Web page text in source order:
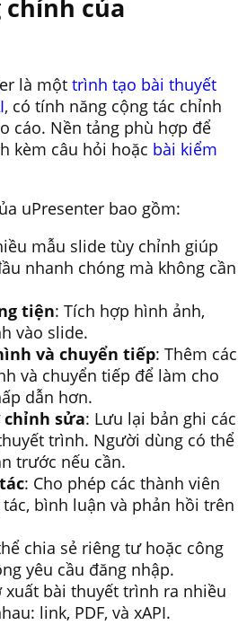
chính của
là một trình tạo bài thuyết
, có tính năng cộng tác chỉnh
cáo. Nền tảng phù hợp để
kèm câu hỏi hoặc bài kiểm
uPresenter bao gồm:
mẫu slide tùy chỉnh giúp
nhanh chóng mà không cần
tiện: Tích hợp hình ảnh,
vào slide.
và chuyển tiếp: Thêm các
và chuyển tiếp để làm cho
dẫn hơn.
chỉnh sửa: Lưu lại bản ghi các
trình. Người dùng có thể
trước nếu cần.
: Cho phép các thành viên
bình luận và phản hồi trên
chia sẻ riêng tư hoặc công
yêu cầu đăng nhập.
xuất bài thuyết trình ra nhiều
link, PDF, và xAPI.